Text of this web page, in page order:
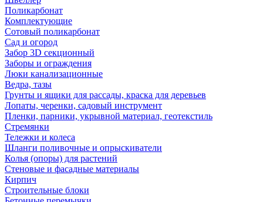
Поликарбонат
Комплектующие
Сотовый поликарбонат
Сад и огород
Забор 3D секционный
Заборы и ограждения
Люки канализационные
Ведра, тазы
Грунты и ящики для рассады, краска для деревьев
Лопаты, черенки, садовый инструмент
Пленки, парники, укрывной материал, геотекстиль
Стремянки
Тележки и колеса
Шланги поливочные и опрыскиватели
Колья (опоры) для растений
Стеновые и фасадные материалы
Кирпич
Строительные блоки